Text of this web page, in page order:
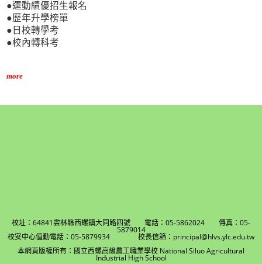
●運動績優招生報名
●歷年升學榜單
●日校轉學考
●校內轉科考
more
校址：64841雲林縣西螺鎮大同路四號 電話：05-5862024 傳真：05-
5879014
校安中心值勤電話：05-5879934 校長信箱：principal@hlvs.ylc.edu.tw
本網頁版權所有：國立西螺高級農工職業學校 National Siluo Agricultural
Industrial High School